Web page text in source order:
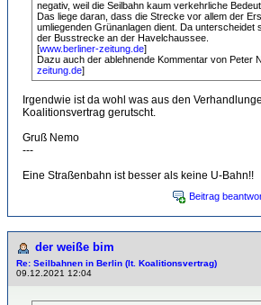
negativ, weil die Seilbahn kaum verkehrliche
Das liege daran, dass die Strecke vor allem der
umliegenden Grünanlagen dient. Da unterscheidet
der Busstrecke an der Havelchaussee.
[www.berliner-zeitung.de]
Dazu auch der ablehnende Kommentar von Peter
zeitung.de]
Irgendwie ist da wohl was aus den
Koalitionsvertrag gerutscht.
Gruß Nemo
---
Eine Straßenbahn ist besser als keine U-Bahn!!
Beitrag
der weiße bim
Re: Seilbahnen in Berlin (lt. Koalitionsvertrag)
09.12.2021 12:04